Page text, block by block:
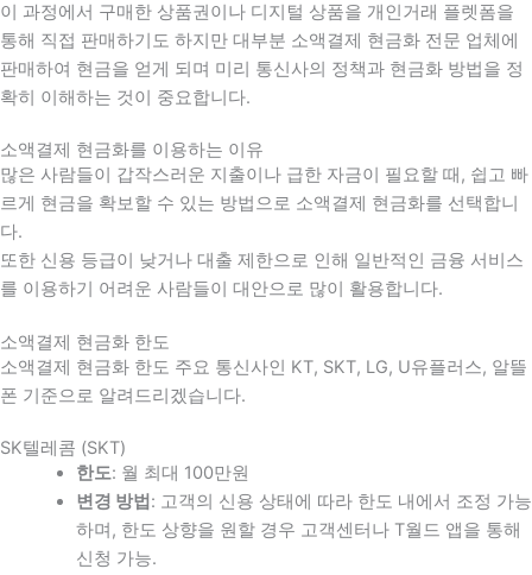
이 과정에서 구매한 상품권이나 디지털 상품을 개인거래 플렛폼을
통해 직접 판매하기도 하지만 대부분 소액결제 현금화 전문 업체에
판매하여 현금을 얻게 되며 미리 통신사의 정책과 현금화 방법을 정
확히 이해하는 것이 중요합니다.
소액결제 현금화를 이용하는 이유
많은 사람들이 갑작스러운 지출이나 급한 자금이 필요할 때 , 쉽고 빠
르게 현금을 확보할 수 있는 방법으로 소액결제 현금화를 선택합니
다.
또한 신용 등급이 낮거나 대출 제한으로 인해 일반적인 금융 서비스
를 이용하기 어려운 사람들이 대안으로 많이 활용합니다.
소액결제 현금화 한도
소액결제 현금화 한도 주요 통신사인 KT, SKT, LG, U유플러스, 알뜰
폰 기준으로 알려드리겠습니다.
SK텔레콤 (SKT)
한도: 월 최대 100만원
변경 방법 : 고객의 신용 상태에 따라 한도 내에서 조정 가능
하며, 한도 상향을 원할 경우 고객센터나 T월드 앱을 통해
신청 가능.